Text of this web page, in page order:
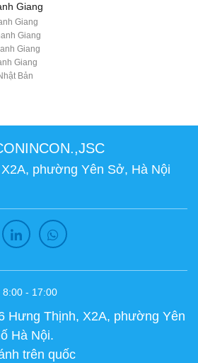
Giang
Giang
Giang
Giang
Giang
Bản
phường Yên Sở, Hà Nội
- 17:00
Hưng Thịnh, X2A, phường Yên
Hà Nội.
trên quốc